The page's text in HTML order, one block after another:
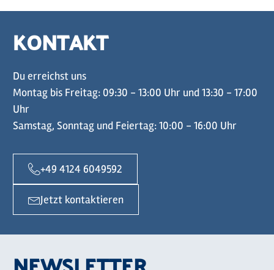
KONTAKT
Du erreichst uns
Montag bis Freitag: 09:30 - 13:00 Uhr und 13:30 - 17:00
Uhr
Samstag, Sonntag und Feiertag: 10:00 - 16:00 Uhr
+49 4124 6049592
Jetzt kontaktieren